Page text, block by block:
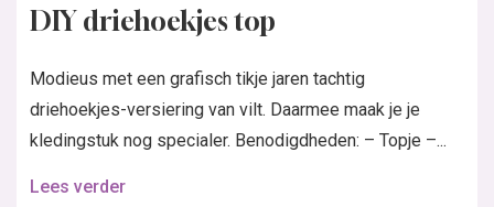
DIY driehoekjes top
Modieus met een grafisch tikje jaren tachtig
driehoekjes-versiering van vilt. Daarmee maak je je
kledingstuk nog specialer. Benodigdheden: – Topje –...
Lees verder